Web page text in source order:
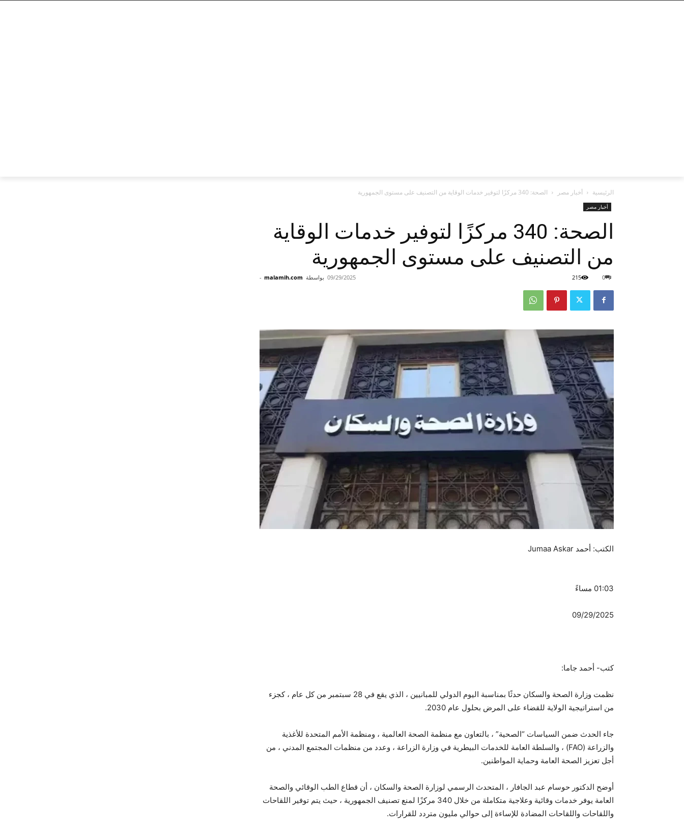
الرئيسية أخبار مصر الصحة: ​​340 مركزًا لتوفير خدمات الوقاية من التصنيف على مستوى الجمهورية
أخبار مصر
الصحة: ​​340 مركزًا لتوفير خدمات الوقاية
من التصنيف على مستوى الجمهورية
بواسطة malamih.com
- 09/29/2025 0
215
الكتب: أحمد Jumaa Askar
01:03 مساءً
09/29/2025
كتب- أحمد جاما:
نظمت وزارة الصحة والسكان حدثًا بمناسبة اليوم الدولي للمبانيين ، الذي يقع في 28 سبتمبر من كل عام ، كجزء
من استراتيجية الولاية للقضاء على المرض بحلول عام 2030.
جاء الحدث ضمن السياسات “الصحية” ، بالتعاون مع منظمة الصحة العالمية ، ومنظمة الأمم المتحدة للأغذية
والزراعة (FAO) ، والسلطة العامة للخدمات البيطرية في وزارة الزراعة ، وعدد من منظمات المجتمع المدني ، من
أجل تعزيز الصحة العامة وحماية المواطنين.
أوضح الدكتور حوسام عبد الجافار ، المتحدث الرسمي لوزارة الصحة والسكان ، أن قطاع الطب الوقائي والصحة
العامة يوفر خدمات وقائية وعلاجية متكاملة من خلال 340 مركزًا لمنع تصنيف الجمهورية ، حيث يتم توفير اللقاحات
واللقاحات واللقاحات المضادة للإساءة إلى حوالي مليون متردد للقرارات.